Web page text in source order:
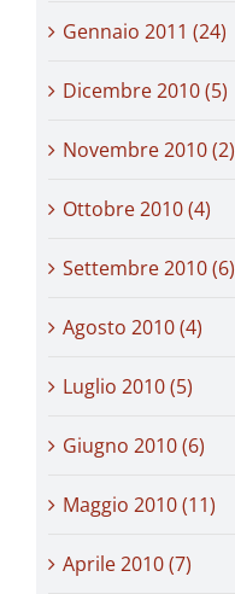
Gennaio 2011 (24)
Dicembre 2010 (5)
Novembre 2010 (2)
Ottobre 2010 (4)
Settembre 2010 (6)
Agosto 2010 (4)
Luglio 2010 (5)
Giugno 2010 (6)
Maggio 2010 (11)
Aprile 2010 (7)